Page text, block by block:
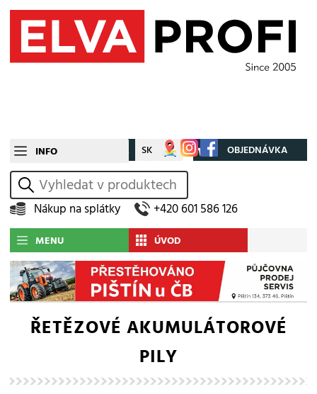
INFO CZ SK Můj účet OBJEDNÁVKA
vyhledat
Nákup na splátky +420 601 586 126
MENU ÚVOD
ŘETĚZOVÉ AKUMULÁTOROVÉ
PILY